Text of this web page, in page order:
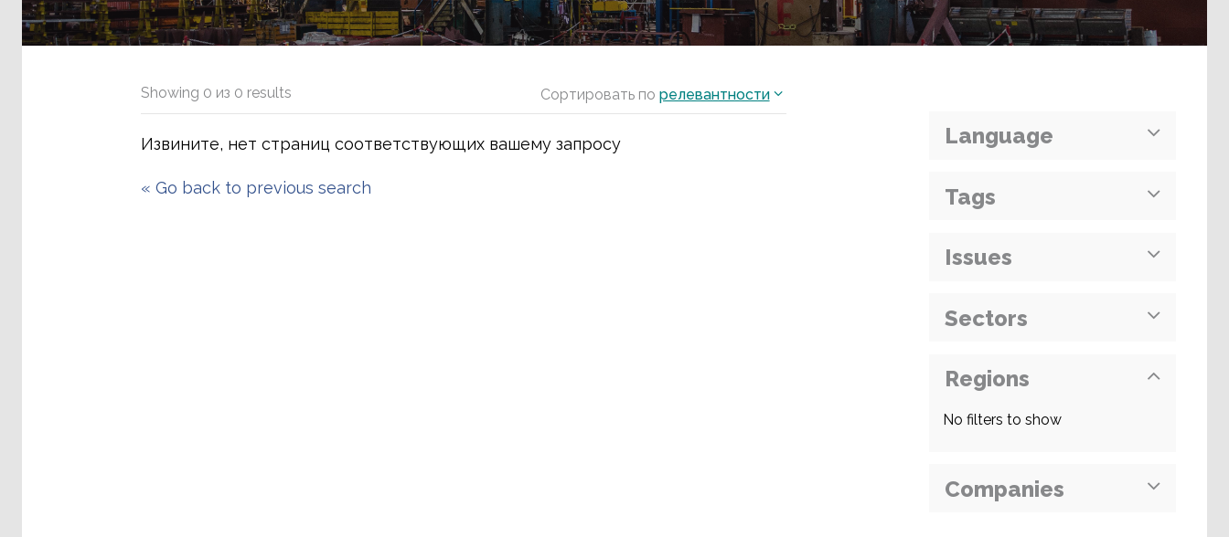
Showing 0 из 0 results Сортировать по релевантности
Извините, нет страниц соответствующих вашему запросу
«Go back to previous search
Language
Tags
Issues
Sectors
Regions
No filters to show
Companies